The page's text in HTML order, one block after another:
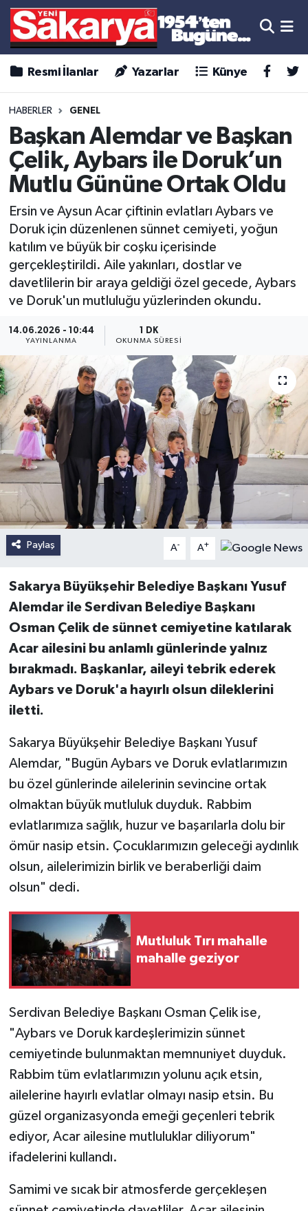
Resmi İlanlar Yazarlar Künye
HABERLER GENEL
Başkan Alemdar ve Başkan
Çelik, Aybars ile Doruk’un
Mutlu Gününe Ortak Oldu
Ersin ve Aysun Acar çiftinin evlatları Aybars ve
Doruk için düzenlenen sünnet cemiyeti, yoğun
katılım ve büyük bir coşku içerisinde
gerçekleştirildi. Aile yakınları, dostlar ve
davetlilerin bir araya geldiği özel gecede, Aybars
ve Doruk'un mutluluğu yüzlerinden okundu.
14.06.2026 - 10:44
YAYINLANMA
1 DK
OKUNMA SÜRESI
Paylaş A- A+
Sakarya Büyükşehir Belediye Başkanı Yusuf
Alemdar ile Serdivan Belediye Başkanı
Osman Çelik de sünnet cemiyetine katılarak
Acar ailesini bu anlamlı günlerinde yalnız
bırakmadı. Başkanlar, aileyi tebrik ederek
Aybars ve Doruk'a hayırlı olsun dileklerini
iletti.
Sakarya Büyükşehir Belediye Başkanı Yusuf
Alemdar, "Bugün Aybars ve Doruk evlatlarımızın
bu özel günlerinde ailelerinin sevincine ortak
olmaktan büyük mutluluk duyduk. Rabbim
evlatlarımıza sağlık, huzur ve başarılarla dolu bir
ömür nasip etsin. Çocuklarımızın geleceği aydınlık
olsun, ailelerimizin birlik ve beraberliği daim
olsun" dedi.
Mutluluk Tırı mahalle
mahalle geziyor
Serdivan Belediye Başkanı Osman Çelik ise,
"Aybars ve Doruk kardeşlerimizin sünnet
cemiyetinde bulunmaktan memnuniyet duyduk.
Rabbim tüm evlatlarımızın yolunu açık etsin,
ailelerine hayırlı evlatlar olmayı nasip etsin. Bu
güzel organizasyonda emeği geçenleri tebrik
ediyor, Acar ailesine mutluluklar diliyorum"
ifadelerini kullandı.
Samimi ve sıcak bir atmosferde gerçekleşen